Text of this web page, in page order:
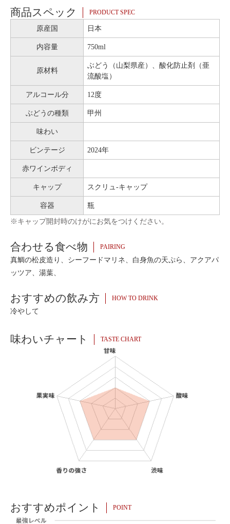
商品スペック PRODUCT SPEC
原産国 日本
内容量 750ml
原材料
ぶどう（山梨県産）、酸化防止剤（亜
流酸塩）
アルコール分 12度
ぶどうの種類 甲州
味わい
ビンテージ 2024年
赤ワインボディ
キャップ スクリュ-キャップ
容器 瓶
※キャップ開封時のけがにお気をつけください。
合わせる食べ物 PAIRING
真鯛の松皮造り、シーフードマリネ、白身魚の天ぷら、アクアパ
ッツア、湯葉、
おすすめの飲み方 HOW TO DRINK
冷やして
味わいチャート TASTE CHART
おすすめポイント POINT